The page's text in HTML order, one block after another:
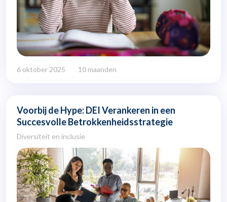
6 oktober 2025 10 maanden
Voorbij de Hype: DEI Verankeren in een
Succesvolle Betrokkenheidsstrategie
Diversiteit en inclusie